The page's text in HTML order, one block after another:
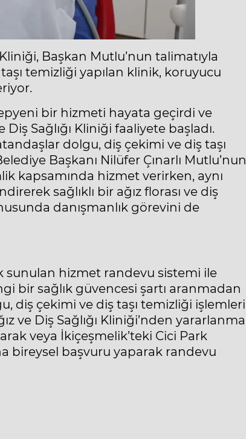
Başkan Mutlu’nun talimatıyla
temizliği yapılan klinik, koruyucu
bir hizmeti hayata geçirdi ve
Sağlığı Kliniği faaliyete başladı.
dolgu, diş çekimi ve diş taşı
Başkanı Nilüfer Çınarlı Mutlu’nun
kapsamında hizmet verirken, aynı
sağlıklı bir ağız florası ve diş
danışmanlık görevini de
sunulan hizmet randevu sistemi ile
bir sağlık güvencesi şartı aranmadan
diş çekimi ve diş taşı temizliği
ve Diş Sağlığı Kliniği’nden
veya İkiçeşmelik’teki Cici Park
bireysel başvuru yaparak randevu